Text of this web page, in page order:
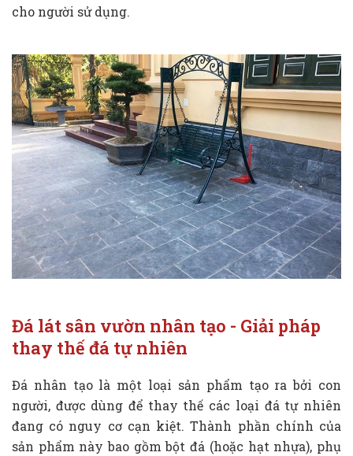
cho người sử dụng.
Đá lát sân vườn nhân tạo - Giải pháp
thay thế đá tự nhiên
Đá nhân tạo là một loại sản phẩm tạo ra bởi con
người, được dùng để thay thế các loại đá tự nhiên
đang có nguy cơ cạn kiệt. Thành phần chính của
sản phẩm này bao gồm bột đá (hoặc hạt nhựa), phụ